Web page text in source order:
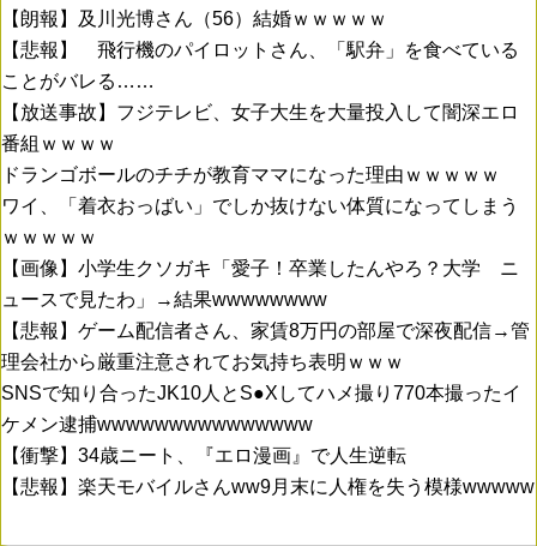
【朗報】及川光博さん（56）結婚ｗｗｗｗｗ
【悲報】 飛行機のパイロットさん、「駅弁」を食べている
ことがバレる……
【放送事故】フジテレビ、女子大生を大量投入して闇深エロ
番組ｗｗｗｗ
ドランゴボールのチチが教育ママになった理由ｗｗｗｗｗ
ワイ、「着衣おっばい」でしか抜けない体質になってしまう
ｗｗｗｗｗ
【画像】小学生クソガキ「愛子！卒業したんやろ？大学 ニ
ュースで見たわ」→結果wwwwwwww
【悲報】ゲーム配信者さん、家賃8万円の部屋で深夜配信→管
理会社から厳重注意されてお気持ち表明ｗｗｗ
SNSで知り合ったJK10人とS●Xしてハメ撮り770本撮ったイ
ケメン逮捕wwwwwwwwwwwwwww
【衝撃】34歳ニート、『エロ漫画』で人生逆転
【悲報】楽天モバイルさんww9月末に人権を失う模様wwwww